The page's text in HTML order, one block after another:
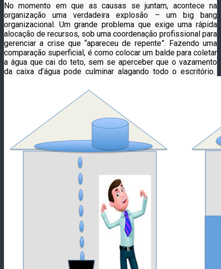
No momento em que as causas se juntam, acontece na
organização uma verdadeira explosão – um big bang
organizacional. Um grande problema que exige uma rápida
alocação de recursos, sob uma coordenação profissional para
gerenciar a crise que “apareceu de repente”. Fazendo uma
comparação superficial, é como colocar um balde para coletar
a água que cai do teto, sem se aperceber que o vazamento
da caixa d’água pode culminar alagando todo o escritório.